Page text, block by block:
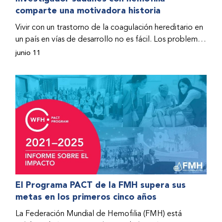
hospitalizado y terminó con daños graves en ambas
donado a través del Programa de Ayuda Humanitaria
de la Federación Mundial de Hemofilia (FMH) cuando
Fendi encontró la esperanza de una vida mejor.
comparte una motivadora historia
Vivir con un trastorno de la coagulación hereditario en
un país en vías de desarrollo no es fácil. Los problemas
se multiplican drásticamente cuando el país también
Hashim, hombre sudanés con hemofilia B, la vida no
representaba más que retos cotidianos hasta que la
asistencia proporcionada por la Federación Mundial
de Hemofilia (FMH) y su Programa de Ayuda
Humanitaria salvo su vida.
junio 11
El Programa PACT de la FMH supera sus
metas en los primeros cinco años
La Federación Mundial de Hemofilia (FMH) está